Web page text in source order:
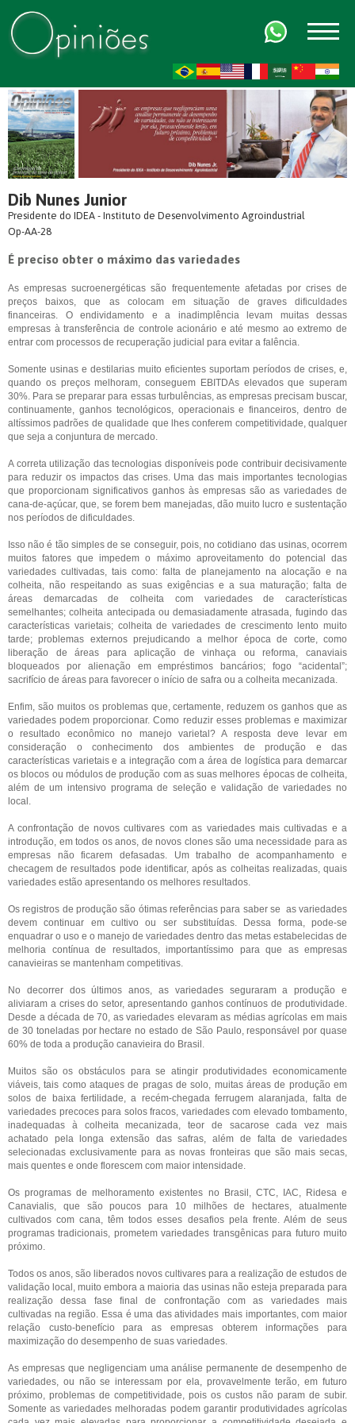
Dib Nunes Junior
Presidente do IDEA - Instituto de Desenvolvimento Agroindustrial
Op-AA-28
É preciso obter o máximo das variedades
As empresas sucroenergéticas são frequentemente afetadas por crises de
preços baixos, que as colocam em situação de graves dificuldades
financeiras. O endividamento e a inadimplência levam muitas dessas
empresas à transferência de controle acionário e até mesmo ao extremo de
entrar com processos de recuperação judicial para evitar a falência.
Somente usinas e destilarias muito eficientes suportam períodos de crises, e,
quando os preços melhoram, conseguem EBITDAs elevados que superam
30%. Para se preparar para essas turbulências, as empresas precisam buscar,
continuamente, ganhos tecnológicos, operacionais e financeiros, dentro de
altíssimos padrões de qualidade que lhes conferem competitividade, qualquer
que seja a conjuntura de mercado.
A correta utilização das tecnologias disponíveis pode contribuir decisivamente
para reduzir os impactos das crises. Uma das mais importantes tecnologias
que proporcionam significativos ganhos às empresas são as variedades de
cana-de-açúcar, que, se forem bem manejadas, dão muito lucro e sustentação
nos períodos de dificuldades.
Isso não é tão simples de se conseguir, pois, no cotidiano das usinas, ocorrem
muitos fatores que impedem o máximo aproveitamento do potencial das
variedades cultivadas, tais como: falta de planejamento na alocação e na
colheita, não respeitando as suas exigências e a sua maturação; falta de
áreas demarcadas de colheita com variedades de características
semelhantes; colheita antecipada ou demasiadamente atrasada, fugindo das
características varietais; colheita de variedades de crescimento lento muito
tarde; problemas externos prejudicando a melhor época de corte, como
liberação de áreas para aplicação de vinhaça ou reforma, canaviais
bloqueados por alienação em empréstimos bancários; fogo “acidental”;
sacrifício de áreas para favorecer o início de safra ou a colheita mecanizada.
Enfim, são muitos os problemas que, certamente, reduzem os ganhos que as
variedades podem proporcionar. Como reduzir esses problemas e maximizar
o resultado econômico no manejo varietal? A resposta deve levar em
consideração o conhecimento dos ambientes de produção e das
características varietais e a integração com a área de logística para demarcar
os blocos ou módulos de produção com as suas melhores épocas de colheita,
além de um intensivo programa de seleção e validação de variedades no
local.
A confrontação de novos cultivares com as variedades mais cultivadas e a
introdução, em todos os anos, de novos clones são uma necessidade para as
empresas não ficarem defasadas. Um trabalho de acompanhamento e
checagem de resultados pode identificar, após as colheitas realizadas, quais
variedades estão apresentando os melhores resultados.
Os registros de produção são ótimas referências para saber se as variedades
devem continuar em cultivo ou ser substituídas. Dessa forma, pode-se
enquadrar o uso e o manejo de variedades dentro das metas estabelecidas de
melhoria contínua de resultados, importantíssimo para que as empresas
canavieiras se mantenham competitivas.
No decorrer dos últimos anos, as variedades seguraram a produção e
aliviaram a crises do setor, apresentando ganhos contínuos de produtividade.
Desde a década de 70, as variedades elevaram as médias agrícolas em mais
de 30 toneladas por hectare no estado de São Paulo, responsável por quase
60% de toda a produção canavieira do Brasil.
Muitos são os obstáculos para se atingir produtividades economicamente
viáveis, tais como ataques de pragas de solo, muitas áreas de produção em
solos de baixa fertilidade, a recém-chegada ferrugem alaranjada, falta de
variedades precoces para solos fracos, variedades com elevado tombamento,
inadequadas à colheita mecanizada, teor de sacarose cada vez mais
achatado pela longa extensão das safras, além de falta de variedades
selecionadas exclusivamente para as novas fronteiras que são mais secas,
mais quentes e onde florescem com maior intensidade.
Os programas de melhoramento existentes no Brasil, CTC, IAC, Ridesa e
Canavialis, que são poucos para 10 milhões de hectares, atualmente
cultivados com cana, têm todos esses desafios pela frente. Além de seus
programas tradicionais, prometem variedades transgênicas para futuro muito
próximo.
Todos os anos, são liberados novos cultivares para a realização de estudos de
validação local, muito embora a maioria das usinas não esteja preparada para
realização dessa fase final de confrontação com as variedades mais
cultivadas na região. Essa é uma das atividades mais importantes, com maior
relação custo-benefício para as empresas obterem informações para
maximização do desempenho de suas variedades.
As empresas que negligenciam uma análise permanente de desempenho de
variedades, ou não se interessam por ela, provavelmente terão, em futuro
próximo, problemas de competitividade, pois os custos não param de subir.
Somente as variedades melhoradas podem garantir produtividades agrícolas